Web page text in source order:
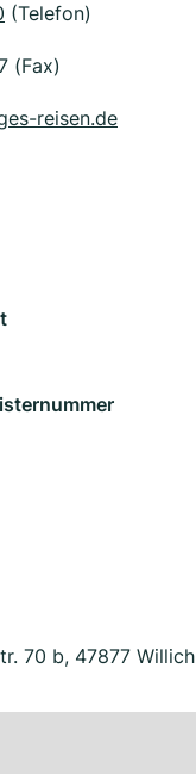
(Telefon)
(Fax)
reisen.de
70 b, 47877 Willich